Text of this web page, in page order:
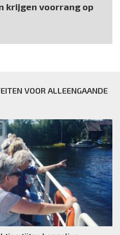
krijgen voorrang op
VOOR ALLEENGAANDE